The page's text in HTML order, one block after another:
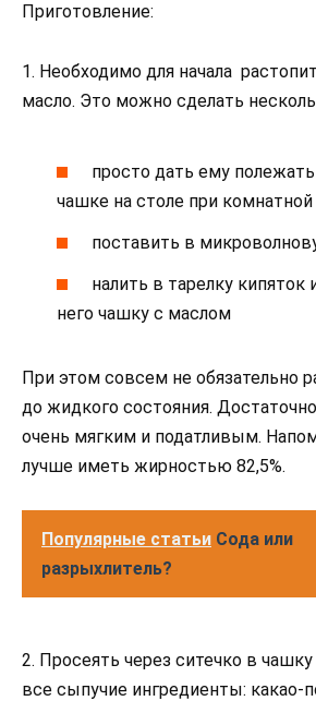
Приготовление:
1. Необходимо для начала
масло. Это можно сделать
просто дать ему
чашке на столе при
поставить в
налить в тарелку кипяток
него чашку с маслом
При этом совсем не обязательно
до жидкого состояния.
очень мягким и податливым.
лучше иметь жирностью 82,5%.
Популярные статьи Сода или
разрыхлитель?
2. Просеять через ситечко в
все сыпучие ингредиенты: какао-